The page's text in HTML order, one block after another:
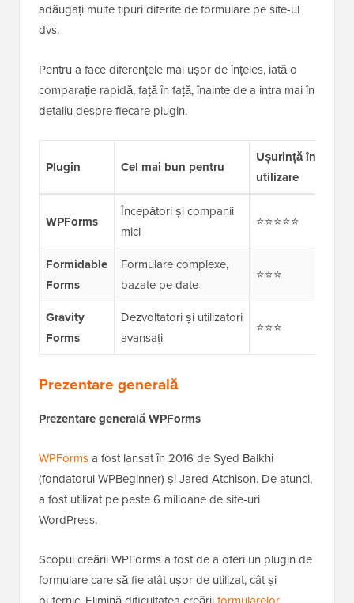
adăugați multe tipuri diferite de formulare pe site-ul
dvs.
Pentru a face diferențele mai ușor de înțeles, iată o
comparație rapidă, față în față, înainte de a intra mai în
detaliu despre fiecare plugin.
Plugin Cel mai bun pentru
Ușurință în
utilizare
WPForms
Începători și companii
mici
⭐⭐⭐⭐⭐
Formidable
Forms
Formulare complexe,
bazate pe date
⭐⭐⭐
Gravity
Forms
Dezvoltatori și utilizatori
avansați
⭐⭐⭐
Prezentare generală
Prezentare generală WPForms
WPFormsa fost lansat în 2016 de Syed Balkhi
(fondatorul WPBeginner) și Jared Atchison. De atunci,
a fost utilizat pe peste 6 milioane de site-uri
WordPress.
Scopul creării WPForms a fost de a oferi un plugin de
formulare care să fie atât ușor de utilizat, cât și